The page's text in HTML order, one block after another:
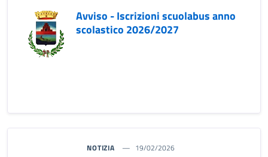
Avviso - Iscrizioni scuolabus anno
scolastico 2026/2027
NOTIZIA 19/02/2026